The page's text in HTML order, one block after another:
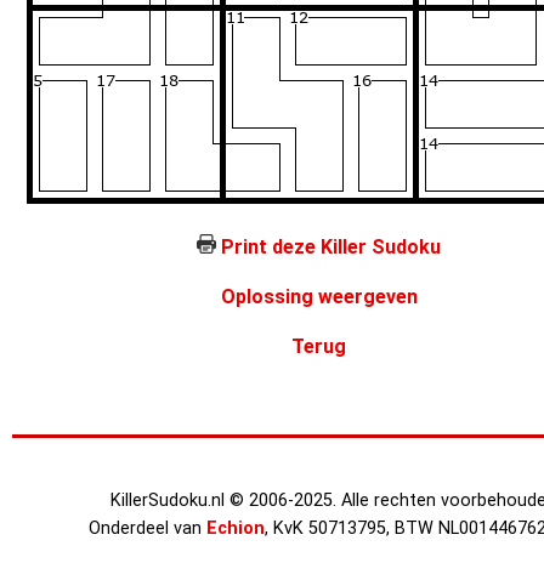
Print deze Killer Sudoku
Oplossing weergeven
Terug
KillerSudoku.nl © 2006-2025. Alle rechten
Onderdeel van Echion, KvK 50713795, BTW